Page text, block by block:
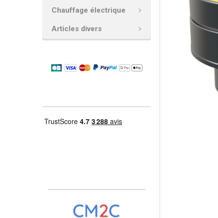
Chauffage électrique
Articles divers
AJOUTER
LA
SÉLECTION
AU PANIER